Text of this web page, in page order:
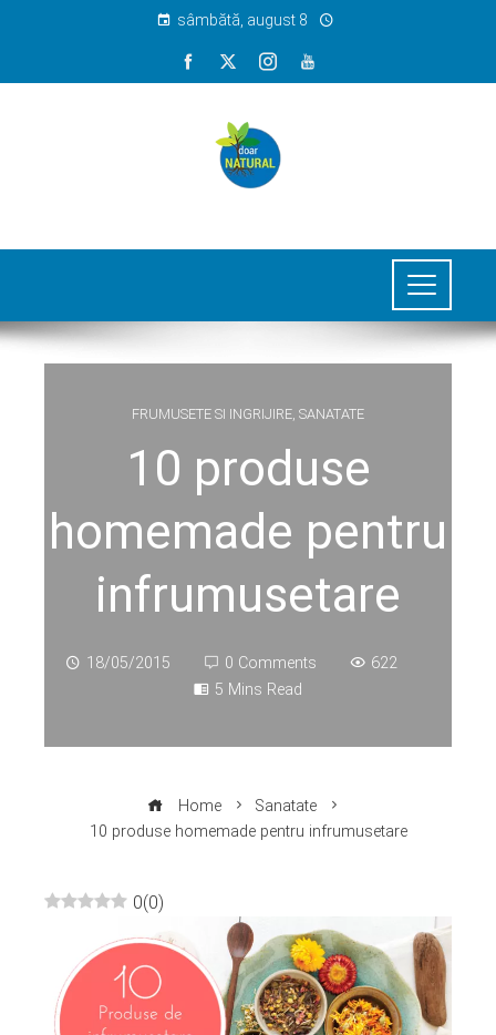
sâmbătă, august 8
FRUMUSETE SI INGRIJIRE SANATATE
10 produse
homemade pentru
infrumusetare
18/05/2015 0 Comments
622
5 Mins Read
Home
Sanatate
10 produse homemade pentru infrumusetare
0(0)